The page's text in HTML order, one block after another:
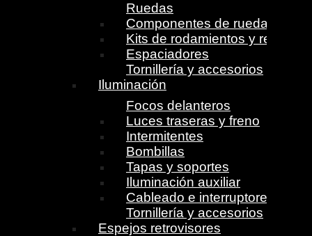
Ruedas
Componentes de ruedas
Kits de rodamientos y retenes
Espaciadores
Tornillería y accesorios
Iluminación
Focos delanteros
Luces traseras y freno
Intermitentes
Bombillas
Tapas y soportes
Iluminación auxiliar
Cableado e interruptores
Tornillería y accesorios
Espejos retrovisores